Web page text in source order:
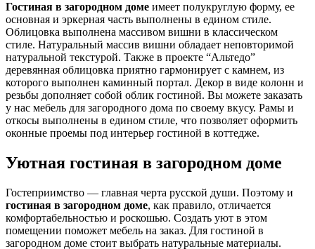
Гостиная в загородном доме имеет полукруглую форму, ее
основная и эркерная часть выполнены в едином стиле.
Облицовка выполнена массивом вишни в классическом
стиле. Натуральный массив вишни обладает неповторимой
натуральной текстурой. Также в проекте “Альтедо”
деревянная облицовка приятно гармонирует с камнем, из
которого выполнен каминный портал. Декор в виде колонн и
резьбы дополняет собой облик гостиной. Вы можете заказать
у нас мебель для загородного дома по своему вкусу. Рамы и
откосы выполнены в едином стиле, что позволяет оформить
оконные проемы под интерьер гостиной в коттедже.
Уютная гостиная в загородном доме
Гостеприимство — главная черта русской души. Поэтому и
гостиная в загородном доме, как правило, отличается
комфортабельностью и роскошью. Создать уют в этом
помещении поможет мебель на заказ. Для гостиной в
загородном доме стоит выбрать натуральные материалы.